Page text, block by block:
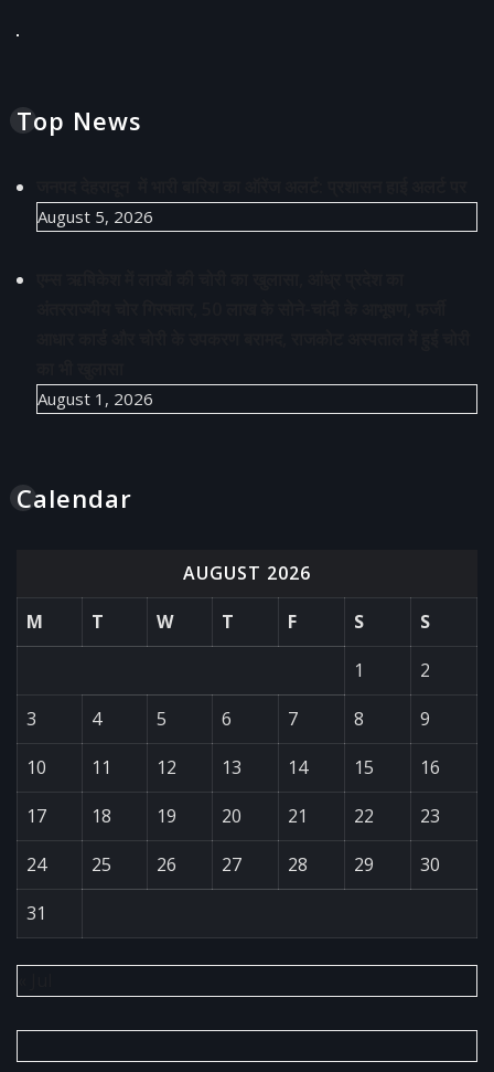
Top News
August 5, 2026
August 1, 2026
Calendar
AUGUST 2026
M
T W T F S
S
1
2
3
4 5 6 7 8
9
10
11 12 13 14 15
16
17
18 19 20 21 22
23
24
25 26 27 28 29
30
31